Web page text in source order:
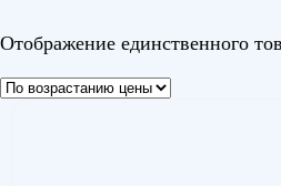
Отображение единственного